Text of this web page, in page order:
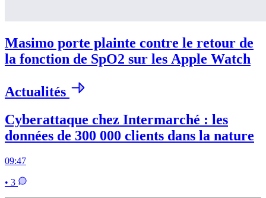
Masimo porte plainte contre le retour de
la fonction de SpO2 sur les Apple Watch
Actualités
Cyberattaque chez Intermarché : les
données de 300 000 clients dans la nature
09:47
• 3